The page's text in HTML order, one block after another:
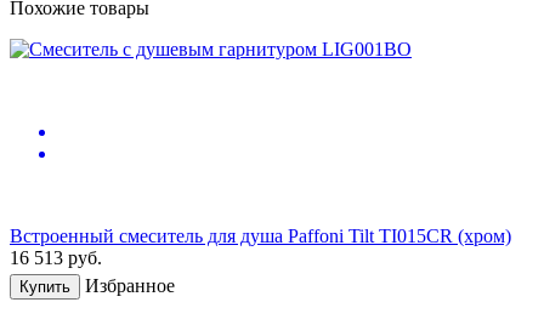
Похожие товары
Встроенный смеситель для душа Paffoni Tilt TI015CR (хром)
16 513 руб.
Купить Избранное